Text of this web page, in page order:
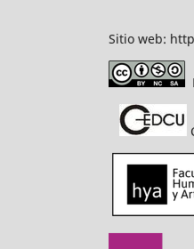
Sitio web: